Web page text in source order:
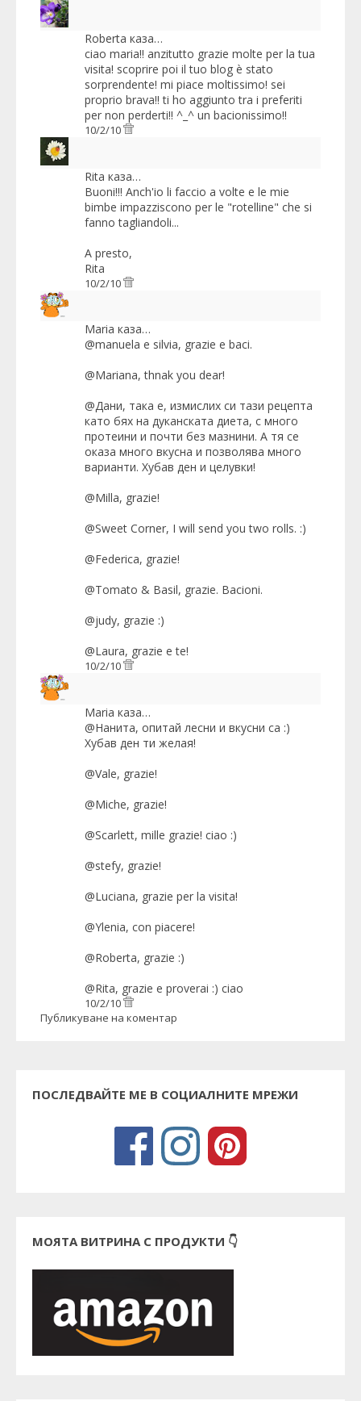
Roberta каза…
ciao maria!! anzitutto grazie molte per la tua
visita! scoprire poi il tuo blog è stato
sorprendente! mi piace moltissimo! sei
proprio brava!! ti ho aggiunto tra i preferiti
per non perderti!! ^_^ un bacionissimo!!
10/2/10
Rita каза…
Buoni!!! Anch'io li faccio a volte e le mie
bimbe impazziscono per le "rotelline" che si
fanno tagliandoli...
A presto,
Rita
10/2/10
Maria каза…
@manuela e silvia, grazie e baci.
@Mariana, thnak you dear!
@Дани, така е, измислих си тази рецепта
като бях на дуканската диета, с много
протеини и почти без мазнини. А тя се
оказа много вкусна и позволява много
варианти. Хубав ден и целувки!
@Milla, grazie!
@Sweet Corner, I will send you two rolls. :)
@Federica, grazie!
@Tomato & Basil, grazie. Bacioni.
@judy, grazie :)
@Laura, grazie e te!
10/2/10
Maria каза…
@Нанита, опитай лесни и вкусни са :)
Хубав ден ти желая!
@Vale, grazie!
@Miche, grazie!
@Scarlett, mille grazie! ciao :)
@stefy, grazie!
@Luciana, grazie per la visita!
@Ylenia, con piacere!
@Roberta, grazie :)
@Rita, grazie e proverai :) ciao
10/2/10
Публикуване на коментар
ПОСЛЕДВАЙТЕ МЕ В СОЦИАЛНИТЕ МРЕЖИ
МОЯТА ВИТРИНА С ПРОДУКТИ 👇